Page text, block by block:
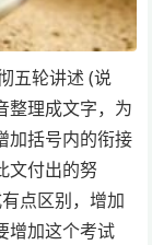
五轮讲述 (说
整理成文字，为
加括号内的衔接
文付出的努
点区别，增加
增加这个考试